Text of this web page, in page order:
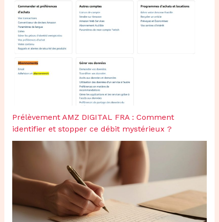
Prélèvement AMZ DIGITAL FRA : Comment
identifier et stopper ce débit mystérieux ?